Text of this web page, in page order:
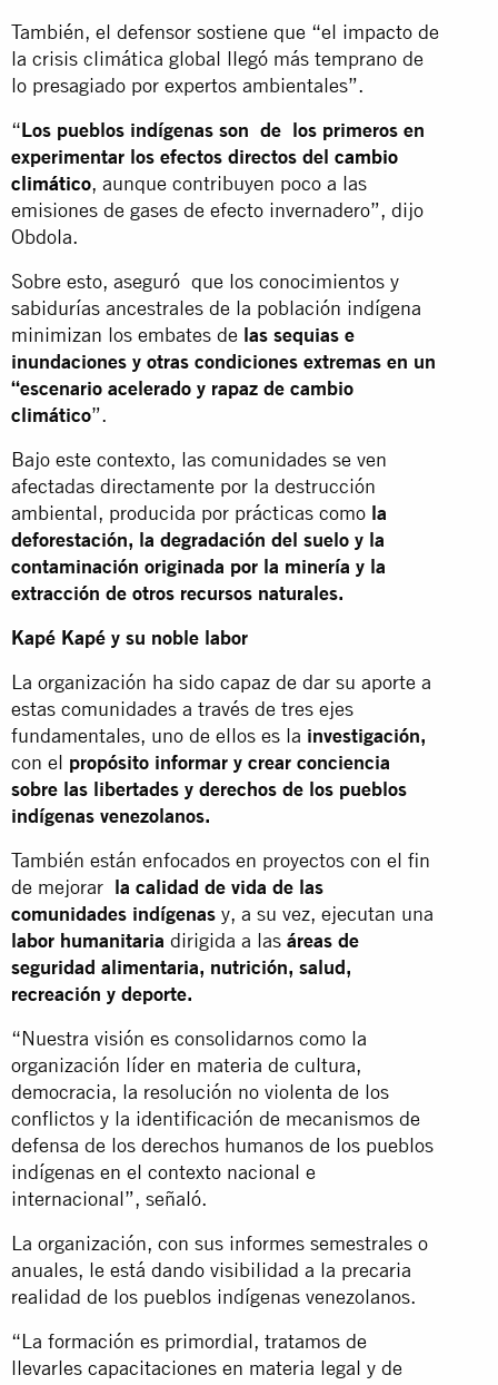
También, el defensor sostiene que “el impacto de
la crisis climática global llegó más temprano de
lo presagiado por expertos ambientales”.
“Los pueblos indígenas son de los primeros en
experimentar los efectos directos del cambio
climático, aunque contribuyen poco a las
emisiones de gases de efecto invernadero”, dijo
Obdola.
Sobre esto, aseguró que los conocimientos y
sabidurías ancestrales de la población indígena
minimizan los embates de las sequias e
inundaciones y otras condiciones extremas en un
“escenario acelerado y rapaz de cambio
climático”.
Bajo este contexto, las comunidades se ven
afectadas directamente por la destrucción
ambiental, producida por prácticas como la
deforestación, la degradación del suelo y la
contaminación originada por la minería y la
extracción de otros recursos naturales.
Kapé Kapé y su noble labor
La organización ha sido capaz de dar su aporte a
estas comunidades a través de tres ejes
fundamentales, uno de ellos es la investigación,
con el propósito informar y crear conciencia
sobre las libertades y derechos de los pueblos
indígenas venezolanos.
También están enfocados en proyectos con el fin
de mejorar la calidad de vida de las
comunidades indígenas y, a su vez, ejecutan una
labor humanitaria dirigida a las áreas de
seguridad alimentaria, nutrición, salud,
recreación y deporte.
“Nuestra visión es consolidarnos como la
organización líder en materia de cultura,
democracia, la resolución no violenta de los
conflictos y la identificación de mecanismos de
defensa de los derechos humanos de los pueblos
indígenas en el contexto nacional e
internacional”, señaló.
La organización, con sus informes semestrales o
anuales, le está dando visibilidad a la precaria
realidad de los pueblos indígenas venezolanos.
“La formación es primordial, tratamos de
llevarles capacitaciones en materia legal y de